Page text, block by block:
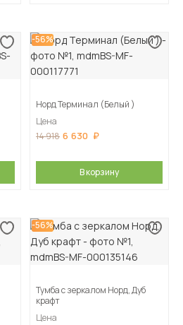
-56%
Норд Терминал (Белый )
Цена
14 918 6 630
В корзину
-56%
Тумба с зеркалом Норд, Дуб
крафт
Цена